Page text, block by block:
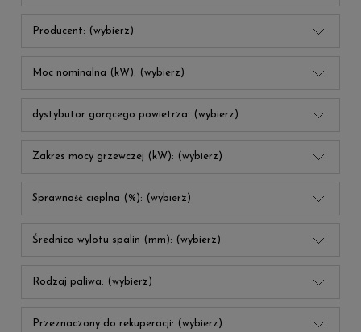
Producent: (wybierz)
Moc nominalna (kW): (wybierz)
dystybutor gorącego powietrza: (wybierz)
Zakres mocy grzewczej (kW): (wybierz)
Sprawność cieplna (%): (wybierz)
Średnica wylotu spalin (mm): (wybierz)
Rodzaj paliwa: (wybierz)
Przeznaczony do rekuperacji: (wybierz)